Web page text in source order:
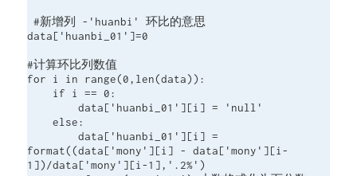
#新增列 -'huanbi' 环比的意思
data['huanbi_01']=0
#计算环比列数值
for i in range(0,len(data)):
        data['huanbi_01'][i] = 'null'
    else:
        data['huanbi_01'][i] =
format((data['mony'][i] - data['mony'][i-
1])/data['mony'][i-1],'.2%')